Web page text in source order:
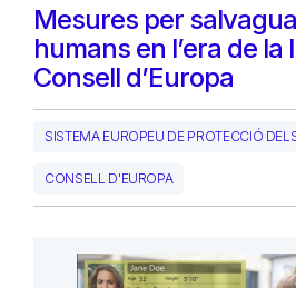
Mesures per
humans en l’era de la
Consell d’Europa
SISTEMA EUROPEU DE PROTECCIÓ
CONSELL D'EUROPA